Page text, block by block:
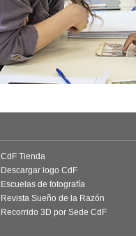
CdF Tienda
Descargar logo CdF
Escuelas de fotografía
Revista Sueño de la Razón
Recorrido 3D por Sede CdF